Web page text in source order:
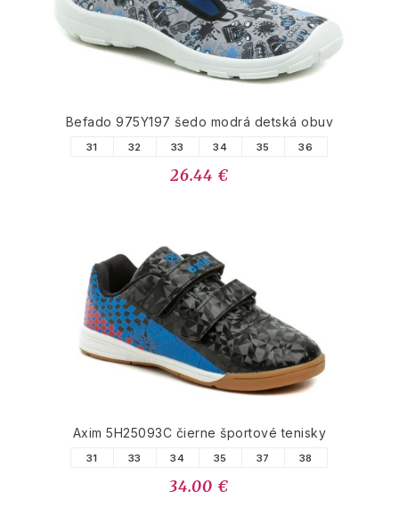
Befado 975Y197 šedo modrá detská obuv
31 32 33 34 35 36
26.44 €
Axim 5H25093C čierne športové tenisky
31 33 34 35 37 38
34.00 €